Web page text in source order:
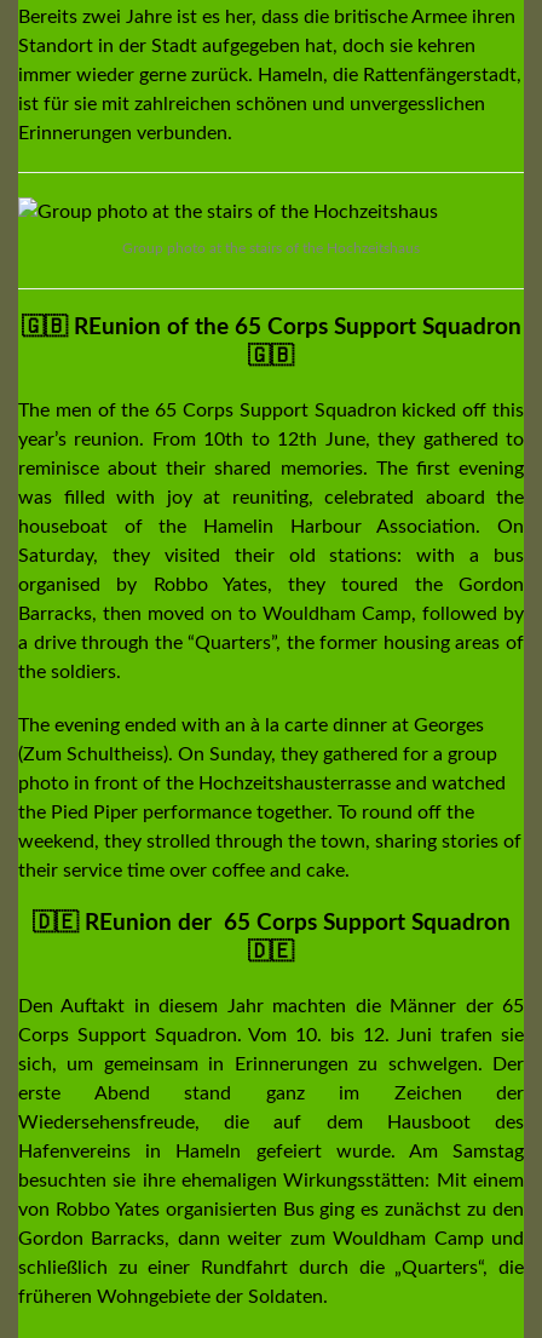
Bereits zwei Jahre ist es her, dass die britische Armee ihren
Standort in der Stadt aufgegeben hat, doch sie kehren
immer wieder gerne zurück. Hameln, die Rattenfängerstadt,
ist für sie mit zahlreichen schönen und unvergesslichen
Erinnerungen verbunden.
Group photo at the stairs of the Hochzeitshaus
🇬🇧 REunion of the 65 Corps Support Squadron
🇬🇧
The men of the 65 Corps Support Squadron kicked off this
year’s reunion. From 10th to 12th June, they gathered to
reminisce about their shared memories. The first evening
was filled with joy at reuniting, celebrated aboard the
houseboat of the Hamelin Harbour Association. On
Saturday, they visited their old stations: with a bus
organised by Robbo Yates, they toured the Gordon
Barracks, then moved on to Wouldham Camp, followed by
a drive through the “Quarters”, the former housing areas of
the soldiers.
The evening ended with an à la carte dinner at Georges
(Zum Schultheiss). On Sunday, they gathered for a group
photo in front of the Hochzeitshausterrasse and watched
the Pied Piper performance together. To round off the
weekend, they strolled through the town, sharing stories of
their service time over coffee and cake.
🇩🇪 REunion der 65 Corps Support Squadron
🇩🇪
Den Auftakt in diesem Jahr machten die Männer der 65
Corps Support Squadron. Vom 10. bis 12. Juni trafen sie
sich, um gemeinsam in Erinnerungen zu schwelgen. Der
erste Abend stand ganz im Zeichen der
Wiedersehensfreude, die auf dem Hausboot des
Hafenvereins in Hameln gefeiert wurde. Am Samstag
besuchten sie ihre ehemaligen Wirkungsstätten: Mit einem
von Robbo Yates organisierten Bus ging es zunächst zu den
Gordon Barracks, dann weiter zum Wouldham Camp und
schließlich zu einer Rundfahrt durch die „Quarters“, die
früheren Wohngebiete der Soldaten.